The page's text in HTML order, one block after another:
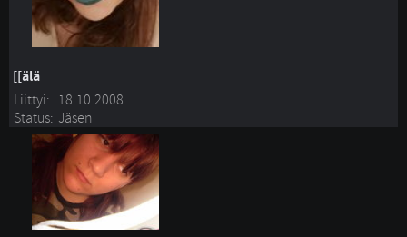
[[älä
Liittyi: 18.10.2008
Status: Jäsen